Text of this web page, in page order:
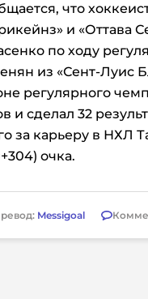
что
и «Оттава
по ходу
из «Сент-Луис
регулярного
и сделал 32
за карьеру в НХЛ
очка.
Messigoal